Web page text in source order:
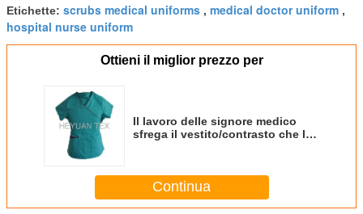
Etichette: scrubs medical uniforms , medical doctor uniform ,
hospital nurse uniform
Ottieni il miglior prezzo per
Il lavoro delle signore medico
sfrega il vestito/contrasto che la
Continua